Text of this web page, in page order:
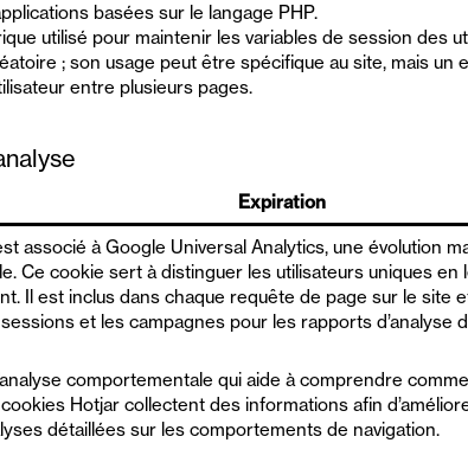
basées sur le langage PHP.
utilisé pour maintenir les variables de session des
; son usage peut être spécifique au site, mais un
entre plusieurs pages.
Expiration
associé à Google Universal Analytics, une évolution
Ce cookie sert à distinguer les utilisateurs uniques
Il est inclus dans chaque requête de page sur le site
et les campagnes pour les rapports d’analyse
comportementale qui aide à comprendre
Hotjar collectent des informations afin
détaillées sur les comportements de navigation.